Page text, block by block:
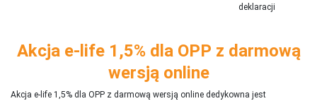
deklaracji
Akcja e-life 1,5% dla OPP z darmową
wersją online
Akcja e-life 1,5% dla OPP z darmową wersją online dedykowna jest